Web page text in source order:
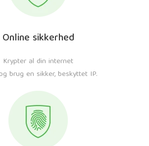
Online sikkerhed
Krypter al din internet
brug en sikker, beskyttet IP.